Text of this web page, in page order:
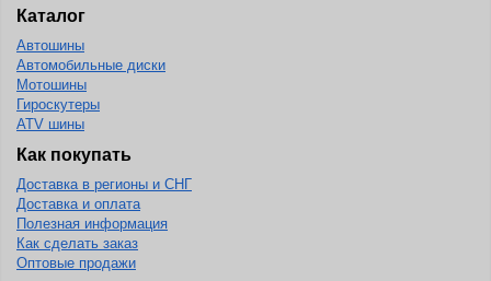
Каталог
Автошины
Автомобильные диски
Мотошины
Гироскутеры
ATV шины
Как покупать
Доставка в регионы и СНГ
Доставка и оплата
Полезная информация
Как сделать заказ
Оптовые продажи